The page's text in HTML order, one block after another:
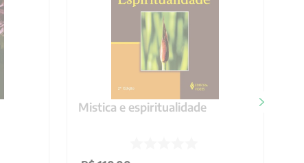
Mistica e espiritualidade